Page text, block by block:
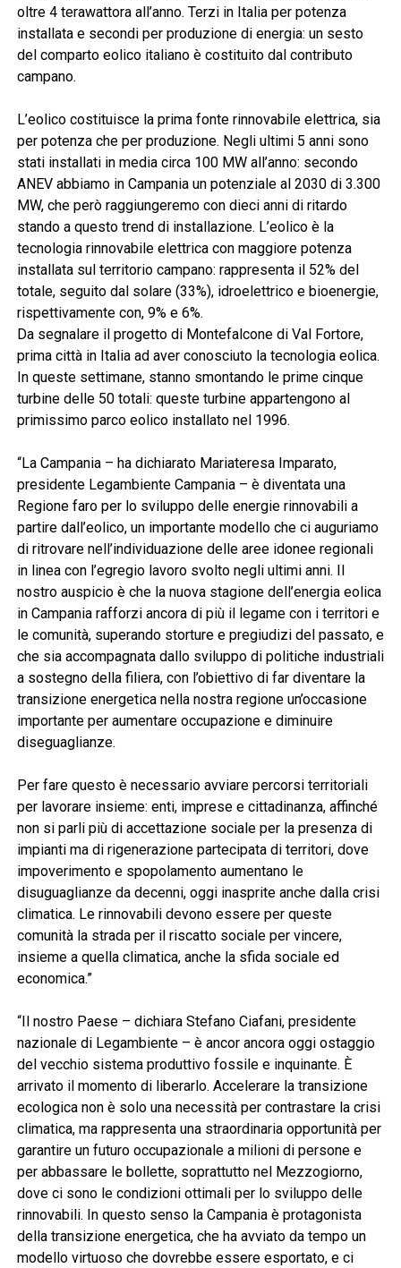
oltre 4 terawattora all’anno. Terzi in Italia per potenza
installata e secondi per produzione di energia: un sesto
del comparto eolico italiano è costituito dal contributo
campano.
L’eolico costituisce la prima fonte rinnovabile elettrica, sia
per potenza che per produzione. Negli ultimi 5 anni sono
stati installati in media circa 100 MW all’anno: secondo
ANEV abbiamo in Campania un potenziale al 2030 di 3.300
MW, che però raggiungeremo con dieci anni di ritardo
stando a questo trend di installazione. L’eolico è la
tecnologia rinnovabile elettrica con maggiore potenza
installata sul territorio campano: rappresenta il 52% del
totale, seguito dal solare (33%), idroelettrico e bioenergie,
rispettivamente con, 9% e 6%.
Da segnalare il progetto di Montefalcone di Val Fortore,
prima città in Italia ad aver conosciuto la tecnologia eolica.
In queste settimane, stanno smontando le prime cinque
turbine delle 50 totali: queste turbine appartengono al
primissimo parco eolico installato nel 1996.
“La Campania – ha dichiarato Mariateresa Imparato,
presidente Legambiente Campania – è diventata una
Regione faro per lo sviluppo delle energie rinnovabili a
partire dall’eolico, un importante modello che ci auguriamo
di ritrovare nell’individuazione delle aree idonee regionali
in linea con l’egregio lavoro svolto negli ultimi anni. Il
nostro auspicio è che la nuova stagione dell’energia eolica
in Campania rafforzi ancora di più il legame con i territori e
le comunità, superando storture e pregiudizi del passato, e
che sia accompagnata dallo sviluppo di politiche industriali
a sostegno della filiera, con l’obiettivo di far diventare la
transizione energetica nella nostra regione un’occasione
importante per aumentare occupazione e diminuire
diseguaglianze.
Per fare questo è necessario avviare percorsi territoriali
per lavorare insieme: enti, imprese e cittadinanza, affinché
non si parli più di accettazione sociale per la presenza di
impianti ma di rigenerazione partecipata di territori, dove
impoverimento e spopolamento aumentano le
disuguaglianze da decenni, oggi inasprite anche dalla crisi
climatica. Le rinnovabili devono essere per queste
comunità la strada per il riscatto sociale per vincere,
insieme a quella climatica, anche la sfida sociale ed
economica.”
“Il nostro Paese – dichiara Stefano Ciafani, presidente
nazionale di Legambiente – è ancor ancora oggi ostaggio
del vecchio sistema produttivo fossile e inquinante. È
arrivato il momento di liberarlo. Accelerare la transizione
ecologica non è solo una necessità per contrastare la crisi
climatica, ma rappresenta una straordinaria opportunità per
garantire un futuro occupazionale a milioni di persone e
per abbassare le bollette, soprattutto nel Mezzogiorno,
dove ci sono le condizioni ottimali per lo sviluppo delle
rinnovabili. In questo senso la Campania è protagonista
della transizione energetica, che ha avviato da tempo un
modello virtuoso che dovrebbe essere esportato, e ci